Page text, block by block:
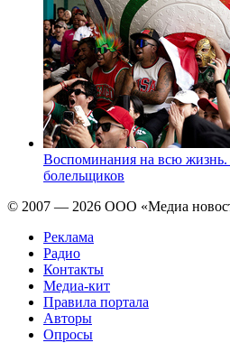
Воспоминания на всю жизнь.
болельщиков
© 2007 — 2026 ООО «Медиа
Реклама
Радио
Контакты
Медиа-кит
Правила портала
Авторы
Опросы